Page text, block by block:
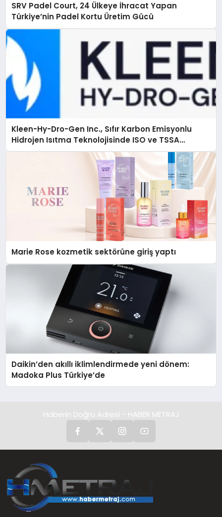
SRV Padel Court, 24 Ülkeye İhracat Yapan
Türkiye’nin Padel Kortu Üretim Gücü
Kleen-Hy-Dro-Gen Inc., Sıfır Karbon Emisyonlu
Hidrojen Isıtma Teknolojisinde ISO ve TSSA
Düzenleyici Onaylarını Aldı
Marie Rose kozmetik sektörüne giriş yaptı
Daikin’den akıllı iklimlendirmede yeni dönem:
Madoka Plus Türkiye’de
Haberin Doğru Adresi - HABER METRAJ